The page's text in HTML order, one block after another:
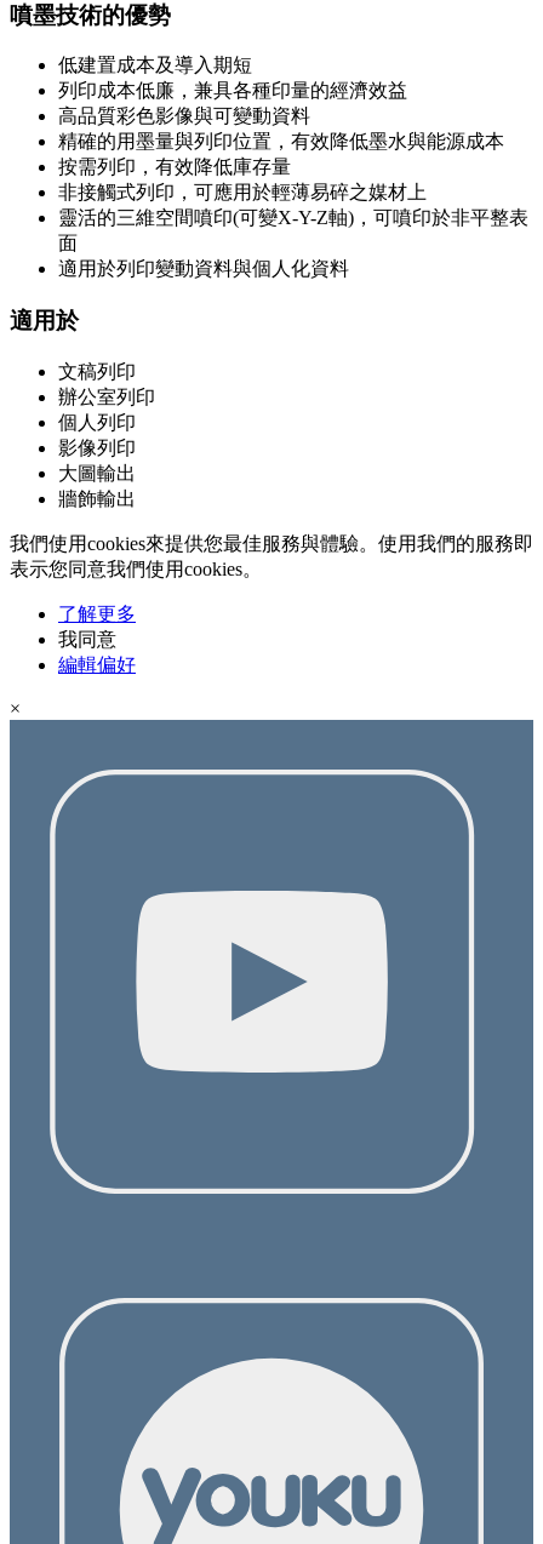
噴墨技術的優勢
低建置成本及導入期短
列印成本低廉，兼具各種印量的經濟效益
高品質彩色影像與可變動資料
精確的用墨量與列印位置，有效降低墨水與能源成本
按需列印，有效降低庫存量
非接觸式列印，可應用於輕薄易碎之媒材上
靈活的三維空間噴印(可變X-Y-Z軸)，可噴印於非平整表
面
適用於列印變動資料與個人化資料
適用於
文稿列印
辦公室列印
個人列印
影像列印
大圖輸出
牆飾輸出
我們使用cookies來提供您最佳服務與體驗。使用我們的服務即
表示您同意我們使用cookies。
了解更多
我同意
編輯偏好
×